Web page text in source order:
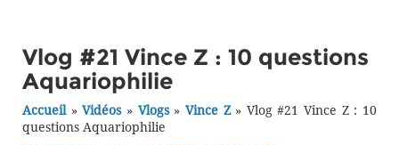
Vlog #21 Vince Z : 10 questions
Aquariophilie
Accueil»Vidéos» Vlogs» Vince Z» Vlog #21 Vince Z : 10
questions Aquariophilie